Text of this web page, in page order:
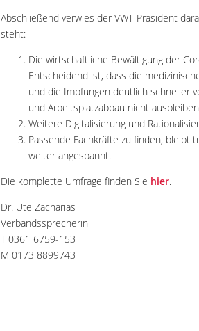
Abschließend verwies der VWT-Präsident
steht:
Die wirtschaftliche Bewältigung der
Entscheidend ist, dass die
und die Impfungen deutlich schneller
und Arbeitsplatzabbau nicht
Weitere Digitalisierung und
Passende Fachkräfte zu finden, bleibt
weiter angespannt.
Die komplette Umfrage finden Sie hier.
Dr. Ute Zacharias
Verbandssprecherin
T 0361 6759-153
M 0173 8899743